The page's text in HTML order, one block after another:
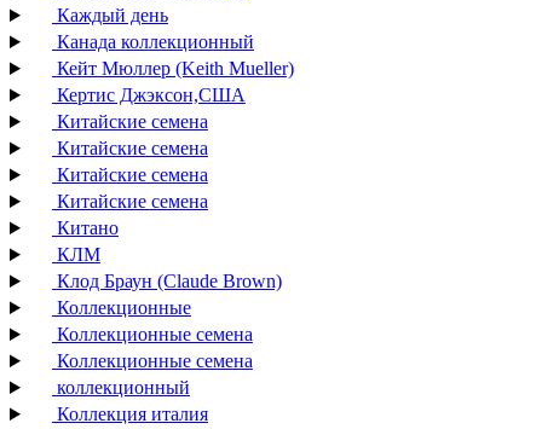
Каждый день
Канада коллекционный
Кейт Мюллер (Keith Mueller)
Кертис Джэксон,США
Китайские семена
Китайские семена
Китайские семена
Китайские семена
Китано
КЛМ
Клод Браун (Claude Brown)
Коллекционные
Коллекционные семена
Коллекционные семена
коллекционный
Коллекция италия